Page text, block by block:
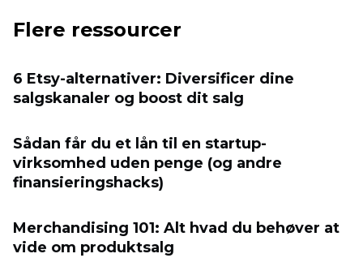
Flere ressourcer
6 Etsy-alternativer: Diversificer dine
salgskanaler og boost dit salg
Sådan får du et lån til en startup-
virksomhed uden penge (og andre
finansieringshacks)
Merchandising 101: Alt hvad du behøver at
vide om produktsalg